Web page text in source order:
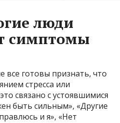
люди
симптомы
все готовы признать, что
стресса или
связано с устоявшимися
быть сильным», «Другие
и я», «Нет